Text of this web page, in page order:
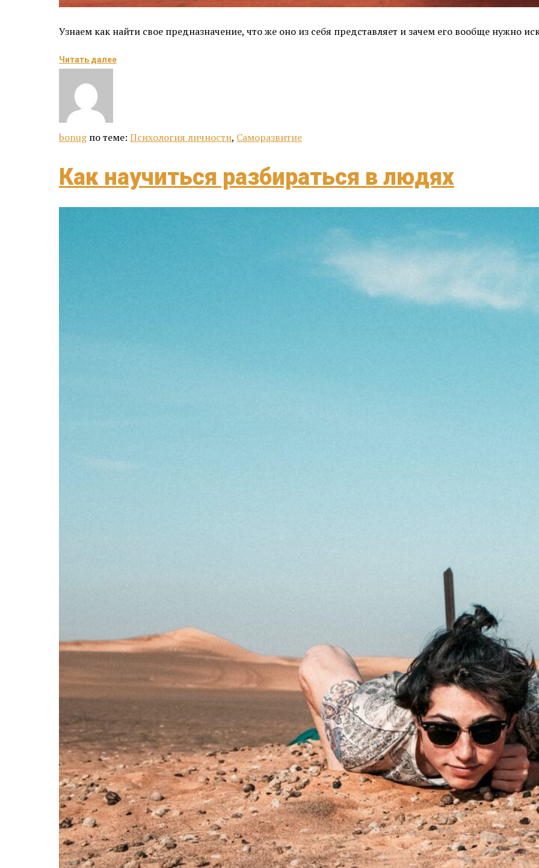
Узнаем как найти свое предназначение, что же оно из себя представляет и зачем его вообще нужно
Читать далее
bonug по теме: Психология личности, Саморазвитие
Как научиться разбираться в людях